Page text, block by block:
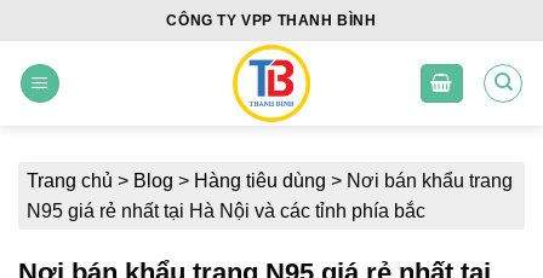
content
CÔNG TY VPP THANH BÌNH
Trang chủ > Blog > Hàng tiêu dùng > Nơi bán khẩu trang
N95 giá rẻ nhất tại Hà Nội và các tỉnh phía bắc